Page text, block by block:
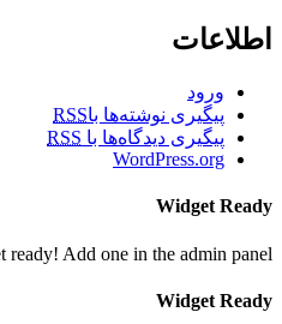
اطلاعات
ورود
پیگیری نوشته‌ها باRSS
پیگیری دیدگاه‌ها با RSS
WordPress.org
Widget Ready
Add one in the admin panel.
Widget Ready